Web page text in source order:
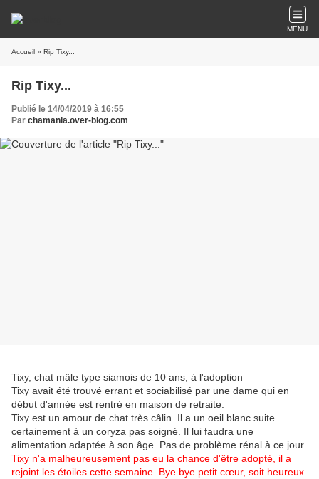
MENU
Accueil » Rip Tixy...
Rip Tixy...
Publié le 14/04/2019 à 16:55
Par chamania.over-blog.com
Tixy, chat mâle type siamois de 10 ans, à l'adoption
Tixy avait été trouvé errant et sociabilisé par une dame qui en
début d'année est rentré en maison de retraite.
Tixy est un amour de chat très câlin. Il a un oeil blanc suite
certainement à un coryza pas soigné. Il lui faudra une
alimentation adaptée à son âge. Pas de problème rénal à ce jour.
Tixy n'a malheureusement pas eu la chance d'être adopté, il a
rejoint les étoiles cette semaine. Bye bye petit cœur, soit heureux